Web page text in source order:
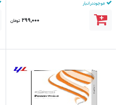
موجود در انبار
299,000 تومان